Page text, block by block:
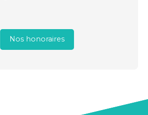
Nos honoraires